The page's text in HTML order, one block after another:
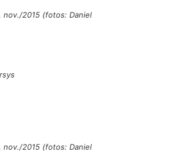
nov./2015 (fotos: Daniel
nov./2015 (fotos: Daniel